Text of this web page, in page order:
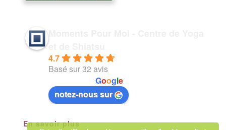
Moments Pour Moi - Centre de Yoga
et de Shiatsu
4.7
Basé sur 32 avis
Google
notez-nous sur
En savoir plus